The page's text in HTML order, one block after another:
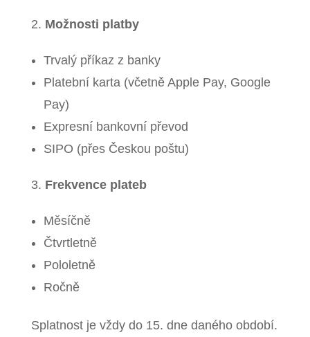
Možnosti platby
Trvalý příkaz z banky
Platební karta (včetně Apple Pay, Google
Pay)
Expresní bankovní převod
SIPO (přes Českou poštu)
Frekvence plateb
Měsíčně
Čtvrtletně
Pololetně
Ročně
Splatnost je vždy do 15. dne daného období.